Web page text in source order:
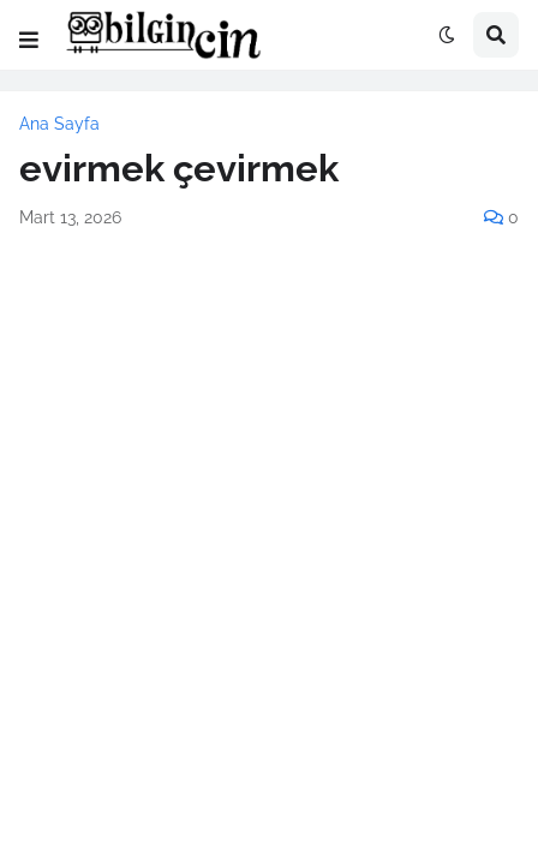
Ana Sayfa
evirmek çevirmek
Mart 13, 2026 0